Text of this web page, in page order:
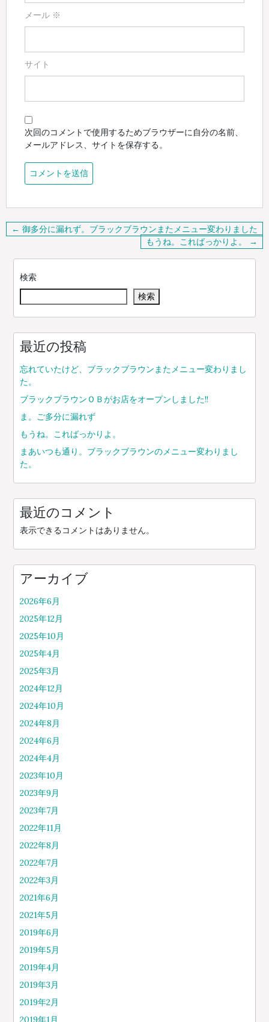
メール ※
サイト
次回のコメントで使用するためブラウザーに自分の名前、
メールアドレス、サイトを保存する。
投
ナ
シ
ョ
← 御多分に漏れず。ブラックブラウンまたメニュー変わりました
もうね。こればっかりよ。 →
検索
検索
最近の投稿
忘れていたけど、ブラックブラウンまたメニュー変わりまし
た。
ブラックブラウンＯＢがお店をオープンしました!!
ま。ご多分に漏れず
もうね。こればっかりよ。
まあいつも通り。ブラックブラウンのメニュー変わりまし
た。
最近のコメント
表示できるコメントはありません。
アーカイブ
2026年6月
2025年12月
2025年10月
2025年4月
2025年3月
2024年12月
2024年10月
2024年8月
2024年6月
2024年4月
2023年10月
2023年9月
2023年7月
2022年11月
2022年8月
2022年7月
2022年3月
2021年6月
2021年5月
2019年6月
2019年5月
2019年4月
2019年3月
2019年2月
2019年1月